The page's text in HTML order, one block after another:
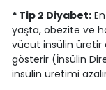
* Tip 2 Diyabet:
yaşta, obezite ve
vücut insülin üretir
gösterir (İnsülin
insülin üretimi